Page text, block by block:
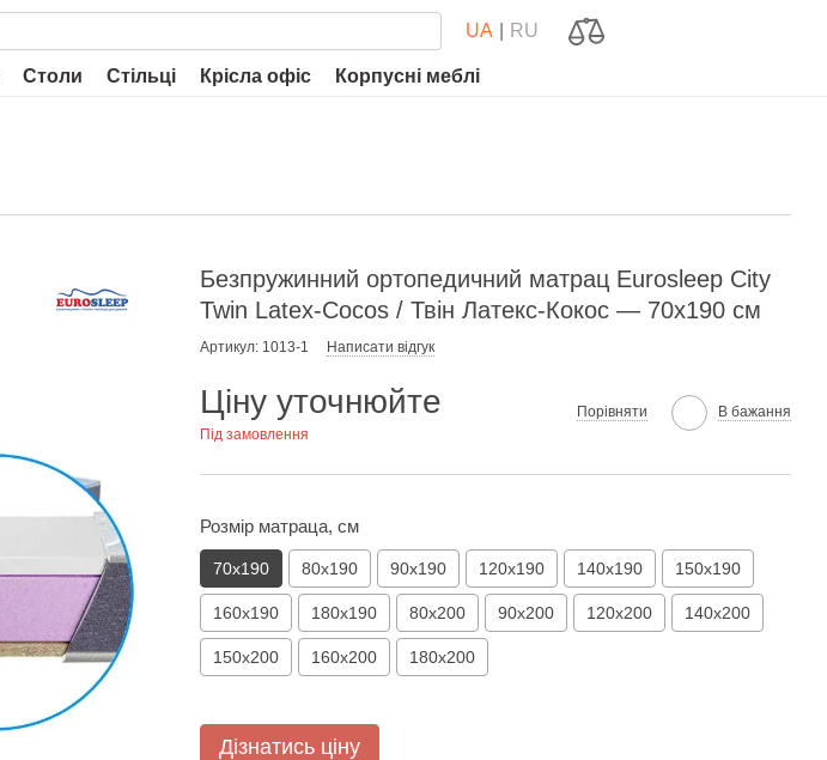
UA RU
Столи Стільці Крісла офіс Корпусні меблі
Безпружинний ортопедичний матрац Eurosleep City
Twin Latex-Cocos / Твін Латекс-Кокос — 70х190 см
Артикул: 1013-1 Написати відгук
Ціну уточнюйте
Під замовлення
Порівняти В бажання
Розмір матраца, см
70х190 80х190 90х190 120х190 140х190 150х190
160х190 180х190 80х200 90х200 120х200 140х200
150х200 160х200 180х200
Дізнатись ціну